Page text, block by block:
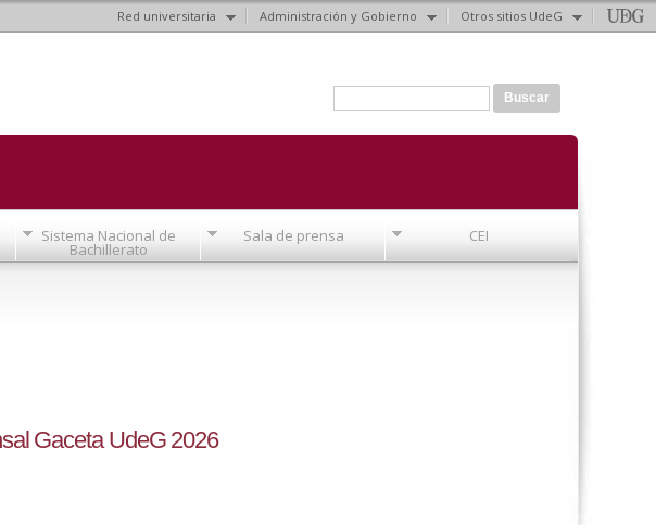
Red universitaria Administración y Gobierno Otros sitios UdeG
Formulario de búsqueda
Sistema Nacional de
Bachillerato
Sala de prensa CEI
Gaceta UdeG 2026